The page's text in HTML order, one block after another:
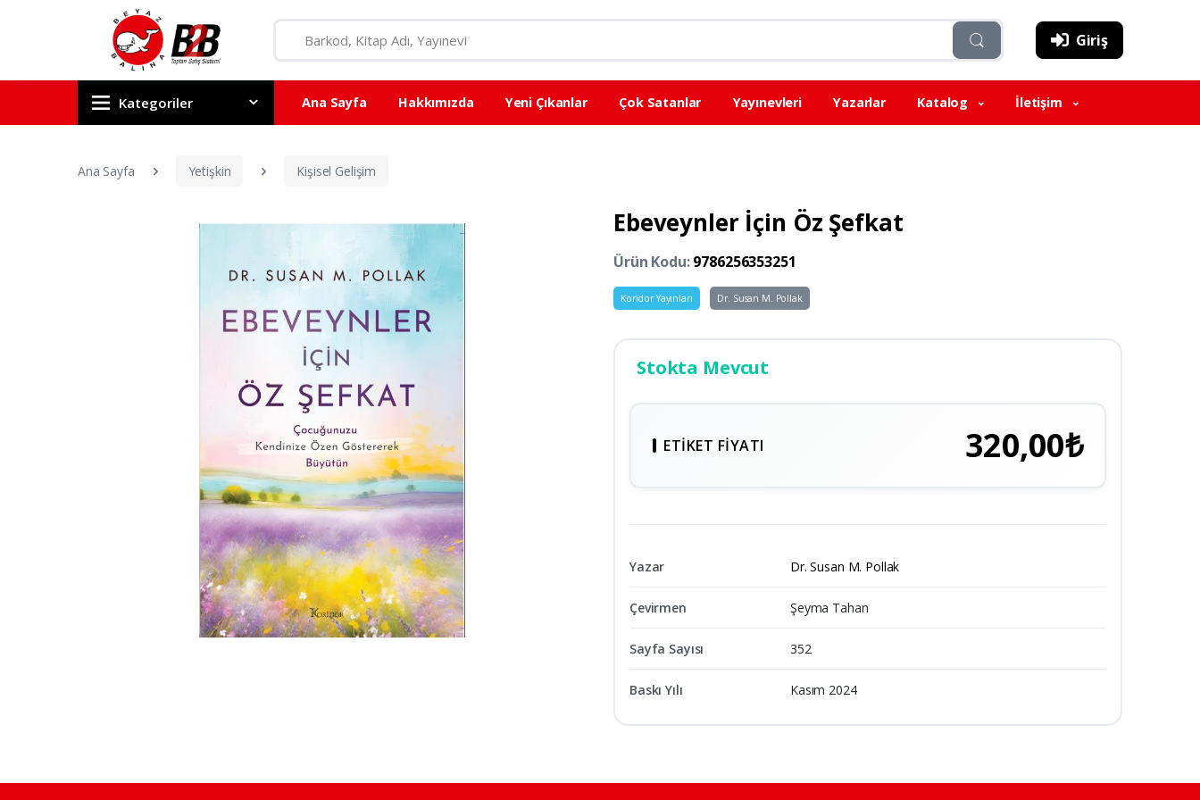
Giriş
Kategoriler Ana Sayfa Hakkımızda Yeni Çıkanlar Çok Satanlar Yayınevleri Yazarlar Katalog İletişim
Ana Sayfa Yetişkin Kişisel Gelişim
Ebeveynler İçin Öz Şefkat
Ürün Kodu:9786256353251
Koridor Yayınları Dr. Susan M. Pollak
Stokta Mevcut
ETIKET FIYATI 320,00₺
Yazar Dr. Susan M. Pollak
Çevirmen Şeyma Tahan
Sayfa Sayısı 352
Baskı Yılı Kasım 2024